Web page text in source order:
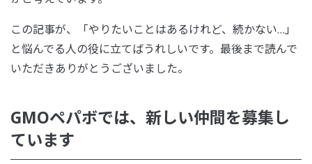
この記事が、「やりたいことはあるけれど、続かない…」
と悩んでる人の役に立てばうれしいです。最後まで読んで
いただきありがとうございました。
GMOペパボでは、新しい仲間を募集し
ています